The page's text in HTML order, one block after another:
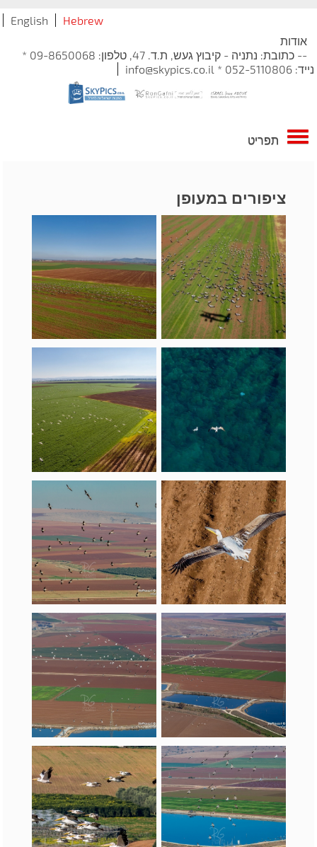
Hebrew
English
אודות
-- כתובת: נתניה - קיבוץ געש, ת.ד. 47, טלפון: 09-8650068 *
נייד: 052-5110806 * info@skypics.co.il
תפריט
ציפורים במעופן